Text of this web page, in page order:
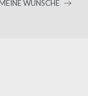
WÜNSCHE